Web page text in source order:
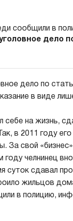
дело
дело по
в виде
на жизнь,
в 2011 году
За свой
году челнинец
суток сдавал
жильцов
в полицию,